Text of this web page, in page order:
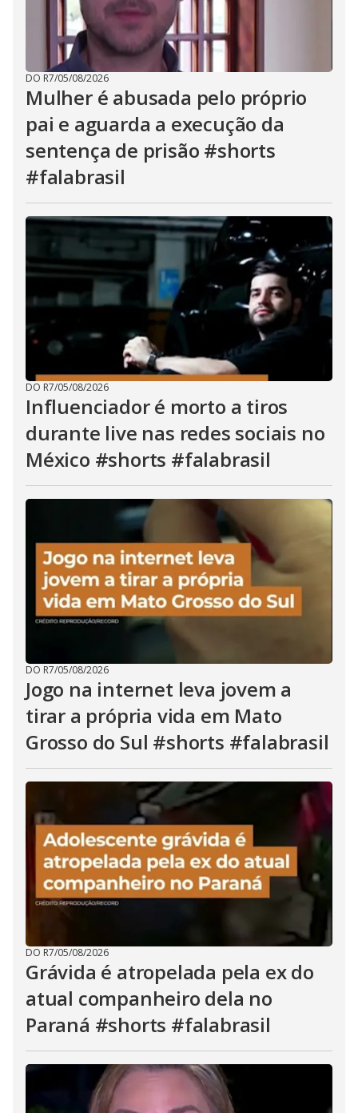
DO R7/05/08/2026
Mulher é abusada pelo próprio
pai e aguarda a execução da
sentença de prisão #shorts
#falabrasil
DO R7/05/08/2026
Influenciador é morto a tiros
durante live nas redes sociais no
México #shorts #falabrasil
DO R7/05/08/2026
Jogo na internet leva jovem a
tirar a própria vida em Mato
Grosso do Sul #shorts #falabrasil
DO R7/05/08/2026
Grávida é atropelada pela ex do
atual companheiro dela no
Paraná #shorts #falabrasil